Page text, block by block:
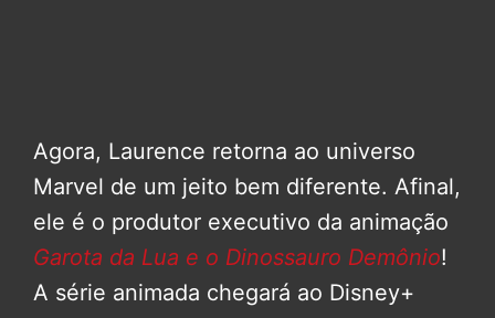
Agora, Laurence retorna ao universo
Marvel de um jeito bem diferente. Afinal,
ele é o produtor executivo da animação
Garota da Lua e o Dinossauro Demônio!
A série animada chegará ao Disney+